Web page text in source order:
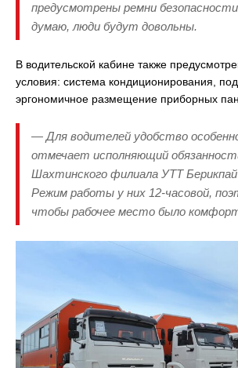
предусмотрены ремни
думаю, люди будут довольны.
В водительской кабине также
условия: система кондиционирования,
эргономичное размещение приборных
— Для водителей удобство
отмечает исполняющий
Шахтинского филиала УТТ
Режим работы у них 12-часовой,
чтобы рабочее место было